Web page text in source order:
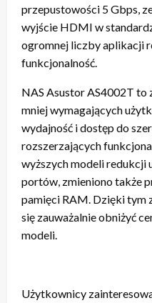
przepustowości 5 Gbps,
wyjście HDMI w
ogromnej liczby aplikacji
funkcjonalność.
NAS Asustor AS4002T to
mniej wymagających
wydajność i dostęp do
rozszerzających
wyższych modeli redukcji
portów, zmieniono także
pamięci RAM. Dzięki tym
się zauważalnie obniżyć
modeli.
Użytkownicy